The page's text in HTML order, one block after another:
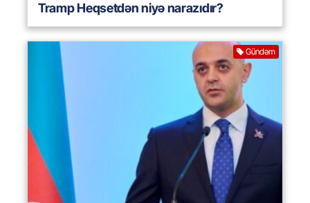
Tramp Heqsetdən niyə narazıdır?
Gündəm